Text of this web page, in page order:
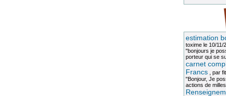
estimation
toximele 10/11/
"bonjours je
porteur qui se
carnet
Francs, par
"Bonjour, Je
actions de